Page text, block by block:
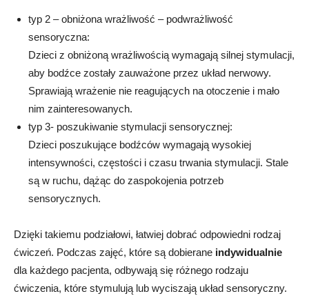
typ 2 – obniżona wrażliwość – podwrażliwość
sensoryczna:
Dzieci z obniżoną wrażliwością wymagają silnej stymulacji,
aby bodźce zostały zauważone przez układ nerwowy.
Sprawiają wrażenie nie reagujących na otoczenie i mało
nim zainteresowanych.
typ 3- poszukiwanie stymulacji sensorycznej:
Dzieci poszukujące bodźców wymagają wysokiej
intensywności, częstości i czasu trwania stymulacji. Stale
są w ruchu, dążąc do zaspokojenia potrzeb
sensorycznych.
Dzięki takiemu podziałowi, łatwiej dobrać odpowiedni rodzaj
ćwiczeń. Podczas zajęć, które są dobierane indywidualnie
dla każdego pacjenta, odbywają się różnego rodzaju
ćwiczenia, które stymulują lub wyciszają układ sensoryczny.